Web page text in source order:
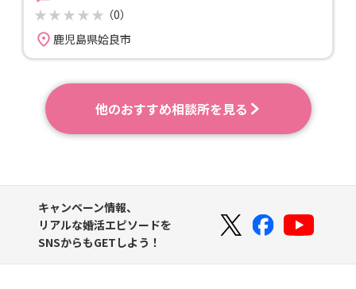
（0）
鹿児島県姶良市
他のおすすめ相談所を見る
キャンペーン情報、
リアルな婚活エピソードを
SNSからもGETしよう！